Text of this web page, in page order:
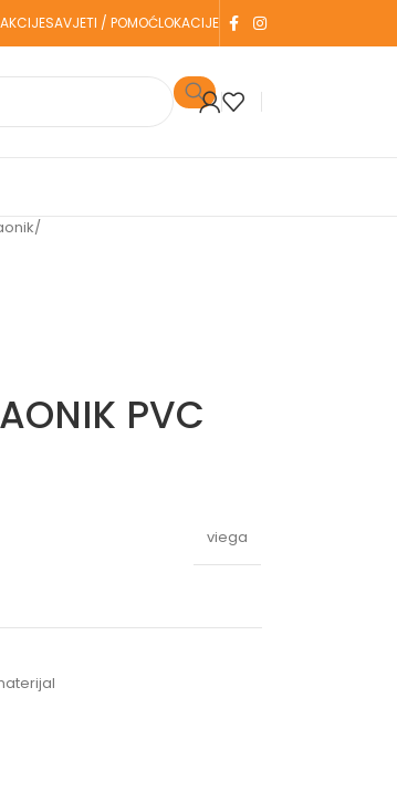
AKCIJESAVJETI / POMOĆLOKACIJE
/
PVC
viega